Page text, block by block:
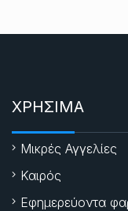
ΧΡΗΣΙΜΑ
Μικρές Αγγελίες
Καιρός
Εφημερεύοντα